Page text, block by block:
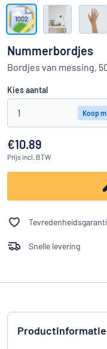
Kun je niet vinden wat je
Toon alle categorieën
Inloggen
Klantenservice
Consument Bedrijf
Nummerbordjes
Bordjes van messing,
Kies aantal
1 Koop
€10.89
Prijs incl. BTW
Snelle levering
Productinformatie